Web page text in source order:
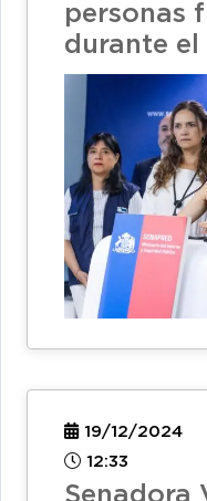
personas
durante el
19/12/2024
12:33
Senadora